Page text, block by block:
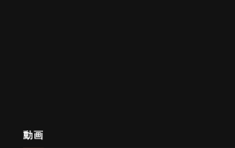
動画